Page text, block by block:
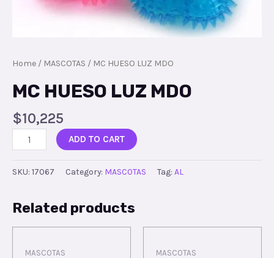
Home / MASCOTAS / MC HUESO LUZ MDO
MC HUESO LUZ MDO
$10,225
ADD TO CART
SKU: 17067 Category: MASCOTAS Tag: AL
Related products
MASCOTAS MASCOTAS